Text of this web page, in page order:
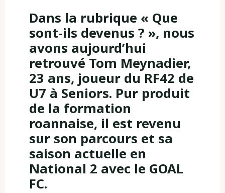
Dans la rubrique « Que
sont-ils devenus ? », nous
avons aujourd’hui
retrouvé Tom Meynadier,
23 ans, joueur du RF42 de
U7 à Seniors. Pur produit
de la formation
roannaise, il est revenu
sur son parcours et sa
saison actuelle en
National 2 avec le GOAL
FC.